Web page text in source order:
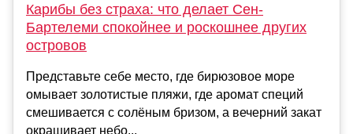
Карибы без страха: что делает Сен-
Бартелеми спокойнее и роскошнее других
островов
Представьте себе место, где бирюзовое море
омывает золотистые пляжи, где аромат специй
смешивается с солёным бризом, а вечерний закат
окрашивает небо...